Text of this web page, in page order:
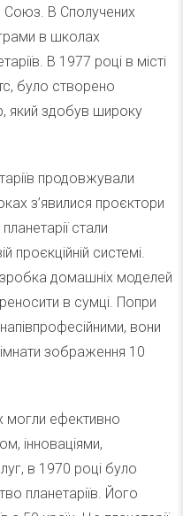
В Сполучених
в школах
В 1977 році в місті
було створено
який здобув широку
продовжували
з’явилися проєктори
стали
проєкційній системі.
домашніх моделей
в сумці. Попри
вони
зображення 10
могли ефективно
інноваціями,
в 1970 році було
планетаріїв. Його